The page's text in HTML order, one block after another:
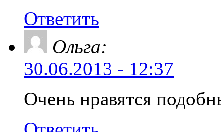
Ответить
Ольга:
30.06.2013 - 12:37
Очень нравятся